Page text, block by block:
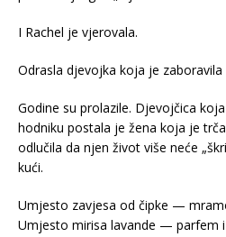
I Rachel je vjerovala.
Odrasla djevojka koja je zaboravila
Godine su prolazile. Djevojčica
hodniku postala je žena koja je
odlučila da njen život više neće
kući.
Umjesto zavjesa od čipke —
Umjesto mirisa lavande — parfem